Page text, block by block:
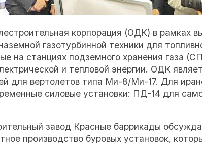
корпорация (ОДК) в рамках
газотурбинной техники для
на станциях подземного хранения газа
и тепловой энергии. ОДК
для вертолетов типа Ми-8/Ми-17. Для
силовые установки: ПД-14 для
завод Красные баррикады
производство буровых установок,